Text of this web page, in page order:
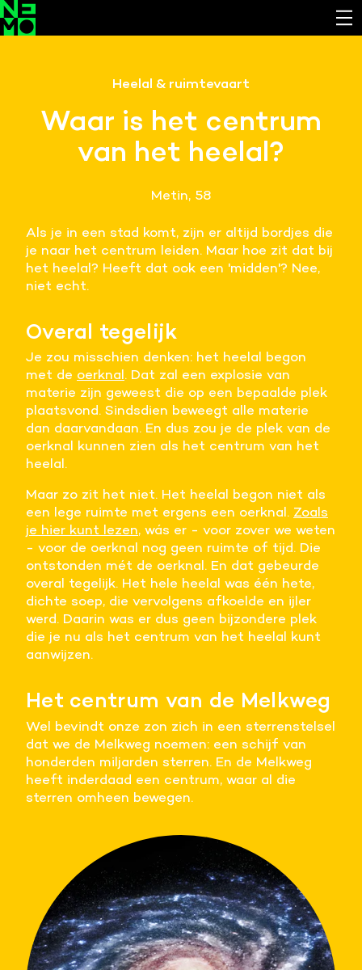
Heelal & ruimtevaart
Waar is het centrum
van het heelal?
Metin, 58
Als je in een stad komt, zijn er altijd bordjes die
je naar het centrum leiden. Maar hoe zit dat bij
het heelal? Heeft dat ook een 'midden'? Nee,
niet echt.
Overal tegelijk
Je zou misschien denken: het heelal begon
met de oerknal. Dat zal een explosie van
materie zijn geweest die op een bepaalde plek
plaatsvond. Sindsdien beweegt alle materie
dan daarvandaan. En dus zou je de plek van de
oerknal kunnen zien als het centrum van het
heelal.
Maar zo zit het niet. Het heelal begon niet als
een lege ruimte met ergens een oerknal. Zoals
je hier kunt lezen, wás er - voor zover we weten
- voor de oerknal nog geen ruimte of tijd. Die
ontstonden mét de oerknal. En dat gebeurde
overal tegelijk. Het hele heelal was één hete,
dichte soep, die vervolgens afkoelde en ijler
werd. Daarin was er dus geen bijzondere plek
die je nu als het centrum van het heelal kunt
aanwijzen.
Het centrum van de Melkweg
Wel bevindt onze zon zich in een sterrenstelsel
dat we de Melkweg noemen: een schijf van
honderden miljarden sterren. En de Melkweg
heeft inderdaad een centrum, waar al die
sterren omheen bewegen.
Cookies van derde partijen
Noodzakelijk om content van externe bronnen te
Analystische cookies
verbeteren.
Marketing cookies
Verzamelt informatie over de klantreis.
Deze website maakt gebruik van cookies. Pas hier
je voorkeuren aan.
Meer informatie
Alle cookies accepteren
Voorkeuren opslaan